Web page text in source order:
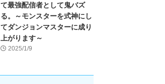
て最強配信者として鬼バズ
る。～モンスターを式神にし
てダンジョンマスターに成り
上がります～
2025/1/9